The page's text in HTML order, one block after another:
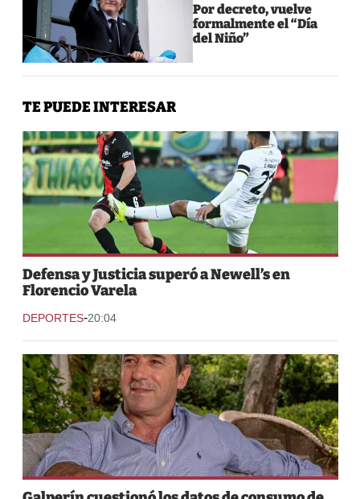
Por decreto, vuelve
formalmente el “Día
del Niño”
TE PUEDE INTERESAR
Defensa y Justicia superó a Newell’s en
Florencio Varela
DEPORTES-20:04